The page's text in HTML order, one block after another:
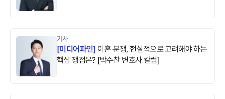
기사
[미디어파인] 이혼 분쟁, 현실적으로 고려해야 하는
핵심 쟁점은? [박수찬 변호사 칼럼]